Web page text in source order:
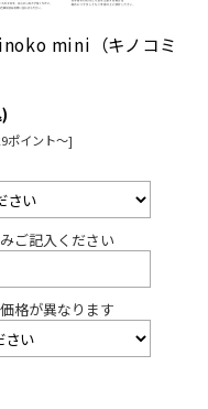
mini（キノコミ
ポイント～]
ご記入ください
格が異なります